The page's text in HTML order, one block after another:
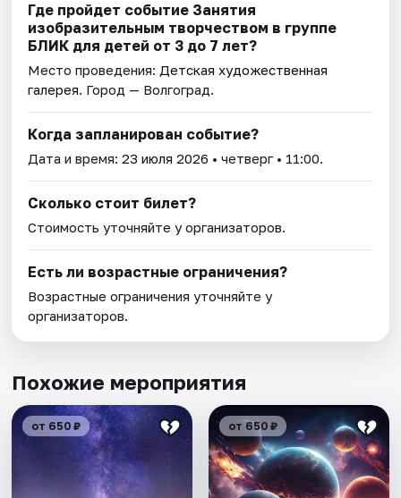
Где пройдет событие Занятия
изобразительным творчеством в группе
БЛИК для детей от 3 до 7 лет?
Место проведения: Детская художественная
галерея. Город — Волгоград.
Когда запланирован событие?
Дата и время:23 июля 2026 • четверг • 11:00.
Сколько стоит билет?
Стоимость уточняйте у организаторов.
Есть ли возрастные ограничения?
Возрастные ограничения уточняйте у
организаторов.
Похожие мероприятия
от 650 ₽ от 650 ₽